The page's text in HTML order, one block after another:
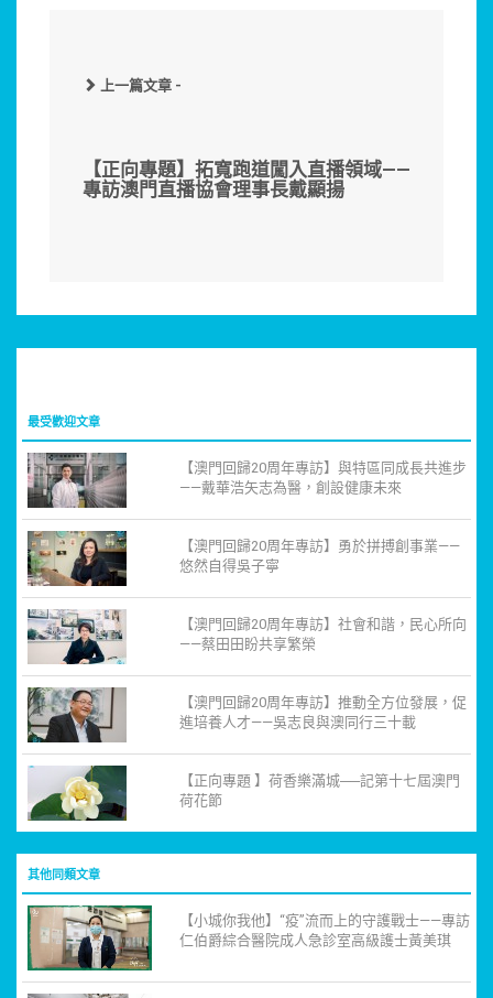
上一篇文章 -
【正向專題】拓寬跑道闖入直播領域——
專訪澳門直播協會理事長戴顯揚
最受歡迎文章
【澳門回歸20周年專訪】與特區同成長共進步
——戴華浩矢志為醫，創設健康未來
【澳門回歸20周年專訪】勇於拼搏創事業——
悠然自得吳子寧
【澳門回歸20周年專訪】社會和諧，民心所向
——蔡田田盼共享繁榮
【澳門回歸20周年專訪】推動全方位發展，促
進培養人才——吳志良與澳同行三十載
【正向專題 】荷香樂滿城──記第十七屆澳門
荷花節
其他同類文章
【小城你我他】“疫”流而上的守護戰士——專訪
仁伯爵綜合醫院成人急診室高級護士黃美琪